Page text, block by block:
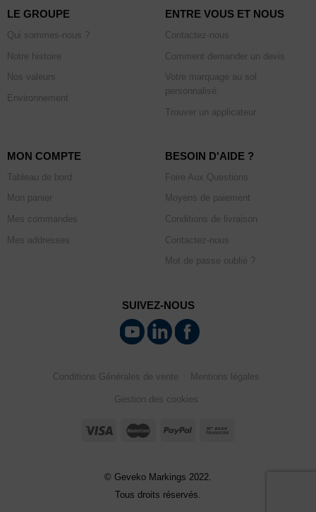
LE GROUPE
Qui sommes-nous ?
Notre histoire
Nos valeurs
Environnement
ENTRE VOUS ET NOUS
Contactez-nous
Comment demander un devis
Votre marquage au sol
personnalisé
Trouver un applicateur
MON COMPTE
Tableau de bord
Mon panier
Mes commandes
Mes addresses
BESOIN D'AIDE ?
Foire Aux Questions
Moyens de paiement
Conditions de livraison
Contactez-nous
Mot de passe oublié ?
SUIVEZ-NOUS
Conditions Générales de vente Mentions légales
Gestion des cookies
© Geveko Markings 2022.
Tous droits réservés.